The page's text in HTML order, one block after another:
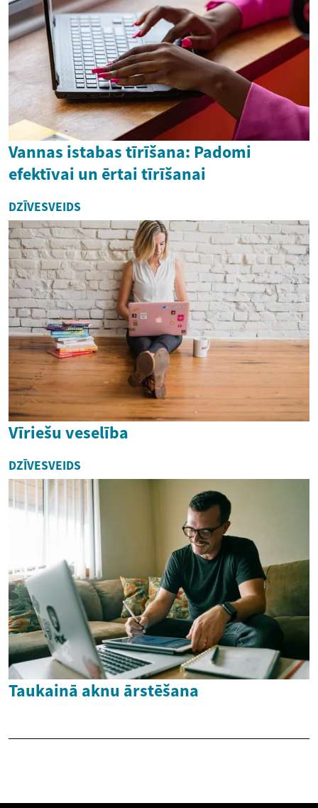
Vannas istabas tīrīšana: Padomi
efektīvai un ērtai tīrīšanai
DZĪVESVEIDS
Vīriešu veselība
DZĪVESVEIDS
Taukainā aknu ārstēšana